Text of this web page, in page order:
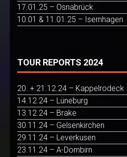
17.01.25 – Osnabrück
10.01 & 11.01.25 – Isernhagen
TOUR REPORTS 2024
20. + 21.12.24 – Kappelrodeck
14.12.24 – Lüneburg
13.12.24 – Brake
30.11.24 – Gelsenkirchen
29.11.24 – Leverkusen
23.11.24 – A-Dornbirn